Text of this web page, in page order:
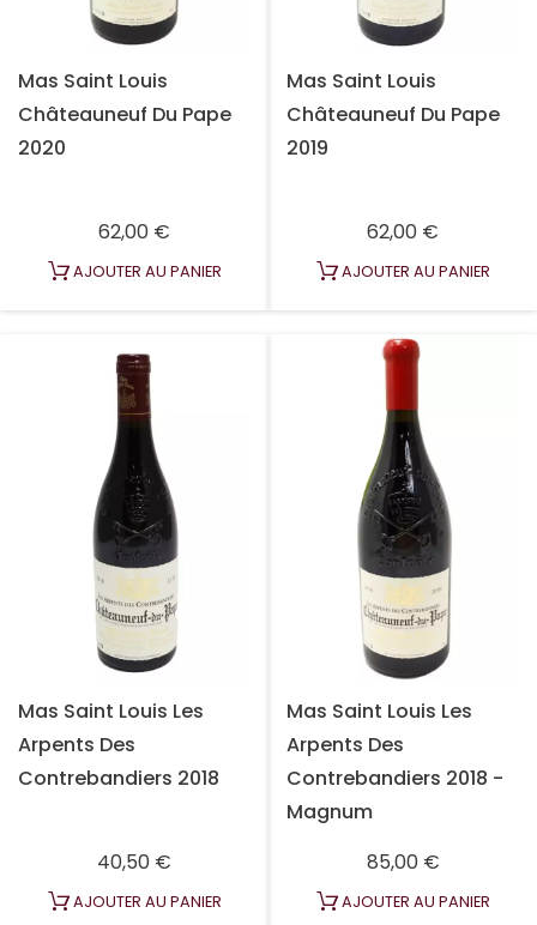
Mas Saint Louis
Châteauneuf Du Pape
2020
62,00 €
AJOUTER AU PANIER
Mas Saint Louis
Châteauneuf Du Pape
2019
62,00 €
AJOUTER AU PANIER
Mas Saint Louis Les
Arpents Des
Contrebandiers 2018
40,50 €
AJOUTER AU PANIER
Mas Saint Louis Les
Arpents Des
Contrebandiers 2018 -
Magnum
85,00 €Prix
AJOUTER AU PANIER